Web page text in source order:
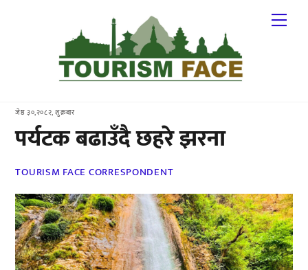
जेष्ठ ३०,२०८२, शुक्रबार
पर्यटक बढाउँदै छहरे झरना
TOURISM FACE CORRESPONDENT